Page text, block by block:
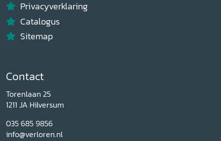
Privacyverklaring
Catalogus
Sitemap
Contact
Torenlaan 25
1211 JA Hilversum
035 685 9856
info@verloren.nl